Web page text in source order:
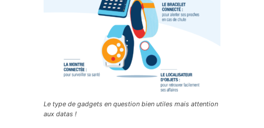
Le type de gadgets en question bien utiles mais attention
aux datas !